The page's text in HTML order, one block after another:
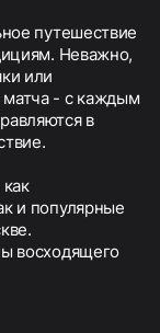
путешествие
Неважно,
или
матча - с каждым
в
и популярные
восходящего